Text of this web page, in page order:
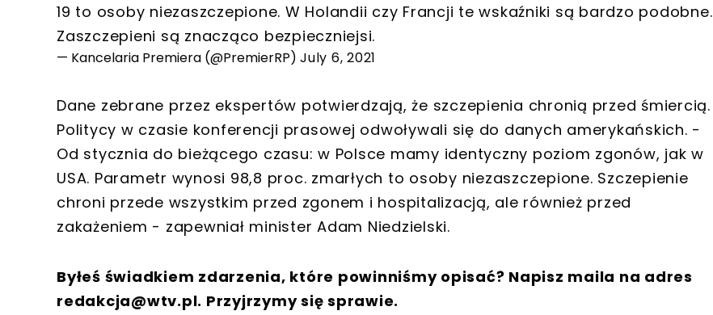
19 to osoby niezaszczepione. W Holandii czy Francji te wskaźniki są bardzo podobne.
Zaszczepieni są znacząco bezpieczniejsi.
— Kancelaria Premiera (@PremierRP) July 6, 2021
Dane zebrane przez ekspertów potwierdzają, że szczepienia chronią przed śmiercią.
Politycy w czasie konferencji prasowej odwoływali się do danych amerykańskich. -
Od stycznia do bieżącego czasu: w Polsce mamy identyczny poziom zgonów, jak w
USA. Parametr wynosi 98,8 proc. zmarłych to osoby niezaszczepione. Szczepienie
chroni przede wszystkim przed zgonem i hospitalizacją, ale również przed
zakażeniem - zapewniał minister Adam Niedzielski.
Byłeś świadkiem zdarzenia, które powinniśmy opisać? Napisz maila na adres
redakcja@wtv.pl. Przyjrzymy się sprawie.